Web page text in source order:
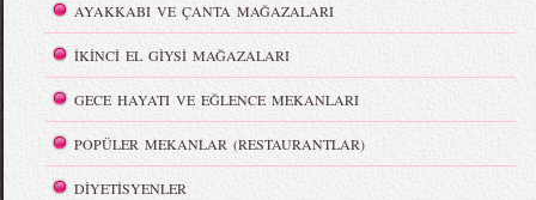
AYAKKABI VE ÇANTA MAĞAZALARI
İKİNCİ EL GİYSİ MAĞAZALARI
GECE HAYATI VE EĞLENCE MEKANLARI
POPÜLER MEKANLAR (RESTAURANTLAR)
DİYETİSYENLER